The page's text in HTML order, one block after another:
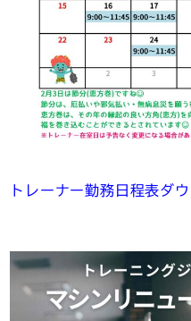
トレーナー勤務日程表ダ